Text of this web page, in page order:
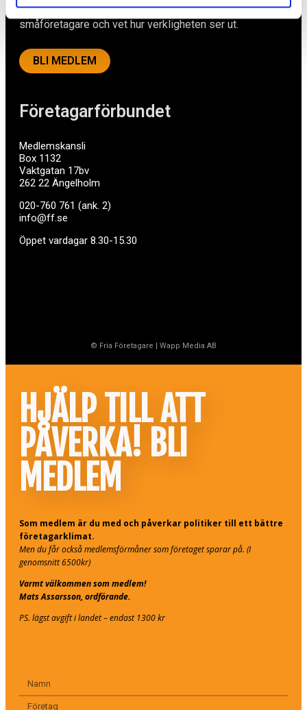
Företagarförbundet
Medlemskansli
Box 1132
Vaktgatan 17bv
262 22 Ängelholm
020-760 761 (ank. 2)
info@ff.se
Öppet vardagar 8.30-15.30
företag med företagaren i fokus. Vi är själva
småföretagare och vet hur verkligheten ser ut.
BLI MEDLEM
© Fria Företagare | Wapp Media AB
HJÄLP TILL ATT
PÅVERKA! BLI
MEDLEM
Som medlem är du med och påverkar politiker till ett bättre
företagarklimat.
Men du får också medlemsförmåner som företaget sparar på. (I
genomsnitt 6500kr)
Varmt välkommen som medlem!
Mats Assarsson, ordförande.
PS. lägst avgift i landet – endast 1300 kr